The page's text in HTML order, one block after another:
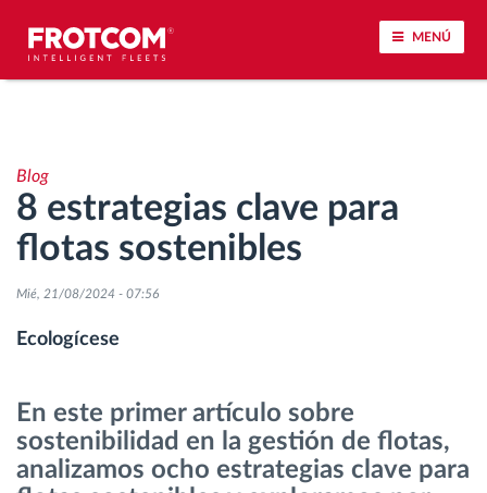
MENÚ
Análisis de la conducta en la conducción
Seguimiento del tiempo de conducción
Gestión de plantilla
Control de acceso
Gestión de combustible
Blog
8 estrategias clave para
flotas sostenibles
Mié, 21/08/2024 - 07:56
Ecologícese
En este primer artículo sobre
sostenibilidad en la gestión de flotas,
analizamos ocho estrategias clave para